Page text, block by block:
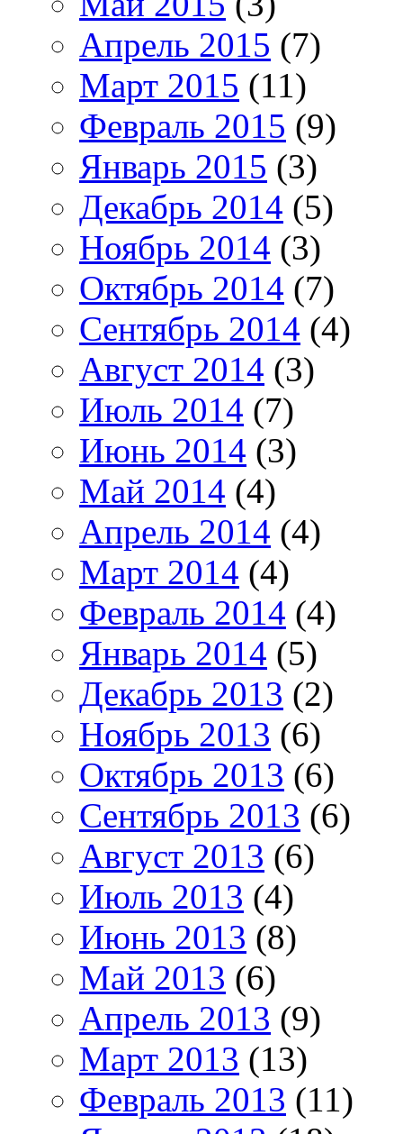
Апрель 2015 (7)
Март 2015 (11)
Февраль 2015 (9)
Январь 2015 (3)
Декабрь 2014 (5)
Ноябрь 2014 (3)
Октябрь 2014 (7)
Сентябрь 2014 (4)
Август 2014 (3)
Июль 2014 (7)
Июнь 2014 (3)
Май 2014 (4)
Апрель 2014 (4)
Март 2014 (4)
Февраль 2014 (4)
Январь 2014 (5)
Декабрь 2013 (2)
Ноябрь 2013 (6)
Октябрь 2013 (6)
Сентябрь 2013 (6)
Август 2013 (6)
Июль 2013 (4)
Июнь 2013 (8)
Май 2013 (6)
Апрель 2013 (9)
Март 2013 (13)
Февраль 2013 (11)